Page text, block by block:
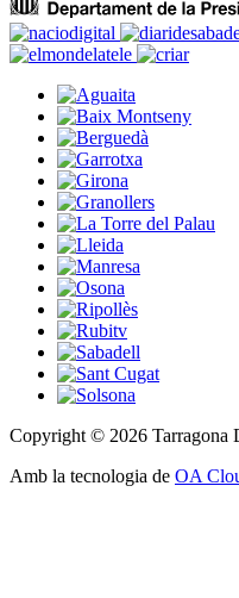
Copyright © 2026 Tarragona
Amb la tecnologia de OA